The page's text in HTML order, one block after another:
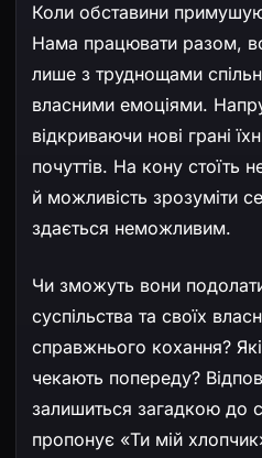
Коли обставини
Нама працювати разом,
лише з труднощами
власними емоціями.
відкриваючи нові грані
почуттів. На кону стоїть
й можливість зрозуміти
здається неможливим.
Чи зможуть вони
суспільства та своїх
справжнього кохання?
чекають попереду?
залишиться загадкою до
пропонує «Ти мій